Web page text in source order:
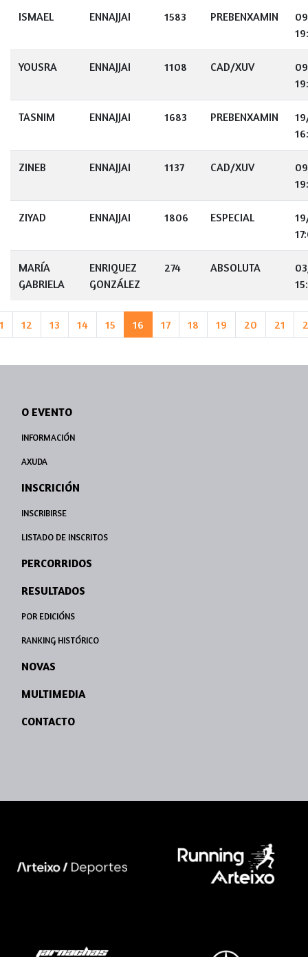
ISMAEL ENNAJJAI 1583 PREBENXAMIN
YOUSRA ENNAJJAI 1108 CAD/XUV
TASNIM ENNAJJAI 1683 PREBENXAMIN
ZINEB ENNAJJAI 1137 CAD/XUV
ZIYAD ENNAJJAI 1806 ESPECIAL
MARÍA
GABRIELA
ENRIQUEZ
GONZÁLEZ
274 ABSOLUTA
12 13 14 15 16 17 18 19 20 21
O EVENTO
INFORMACIÓN
AXUDA
INSCRICIÓN
INSCRIBIRSE
LISTADO DE INSCRITOS
PERCORRIDOS
RESULTADOS
POR EDICIÓNS
RANKING HISTÓRICO
NOVAS
MULTIMEDIA
CONTACTO